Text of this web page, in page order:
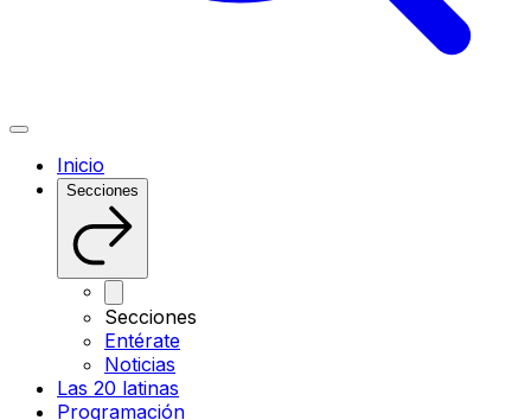
Inicio
Secciones
Secciones
Entérate
Noticias
Las 20 latinas
Programación